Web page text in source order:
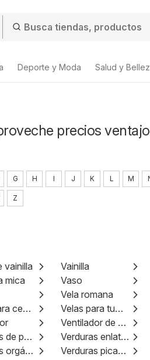
Deporte y Moda Salud y
precios
G H I J K L M
Z
vainilla Vainilla
mica Vaso
Vela romana
Velas para cementerio Velas para tumba
Ventilador de pedestal
Verduras de primavera Verduras enlatadas
Verduras orgánicas Verduras picadas